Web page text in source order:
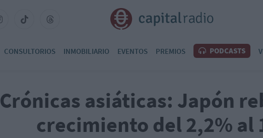
CONSULTORIOS INMOBILIARIO EVENTOS PREMIOS PODCASTS
Crónicas asiáticas: Japón
crecimiento del 2,2% al